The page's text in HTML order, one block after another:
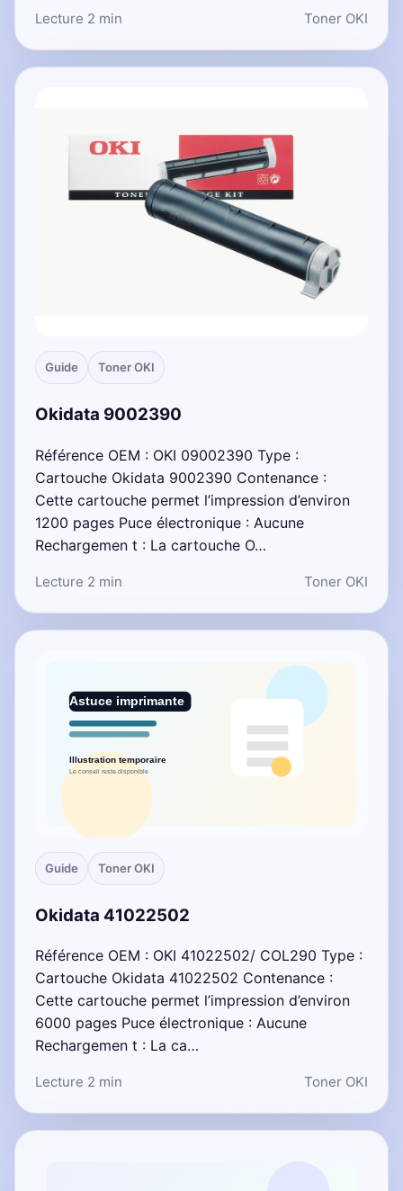
Lecture 2 min Toner OKI
Guide Toner OKI
Okidata 9002390
Référence OEM : OKI 09002390 Type :
Cartouche Okidata 9002390 Contenance :
Cette cartouche permet l’impression d’environ
1200 pages Puce électronique : Aucune
Rechargemen t : La cartouche O…
Lecture 2 min Toner OKI
Guide Toner OKI
Okidata 41022502
Référence OEM : OKI 41022502/ COL290 Type :
Cartouche Okidata 41022502 Contenance :
Cette cartouche permet l’impression d’environ
6000 pages Puce électronique : Aucune
Rechargemen t : La ca…
Lecture 2 min Toner OKI